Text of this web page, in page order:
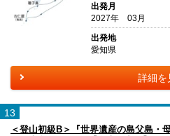
出発月
2027年 03月
出発地
愛知県
詳細を
13
＜登山初級B＞『世界遺産の島父島・